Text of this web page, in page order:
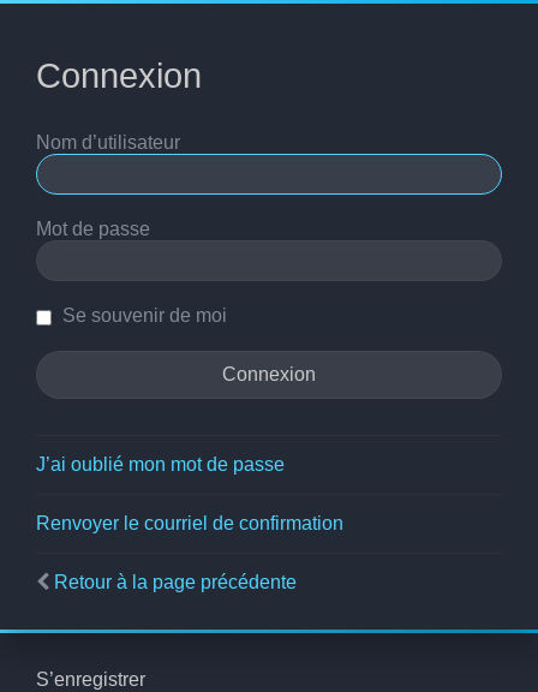
Connexion
Nom d’utilisateur
Mot de passe
Se souvenir de moi
J’ai oublié mon mot de passe
Renvoyer le courriel de confirmation
Retour à la page précédente
S’enregistrer